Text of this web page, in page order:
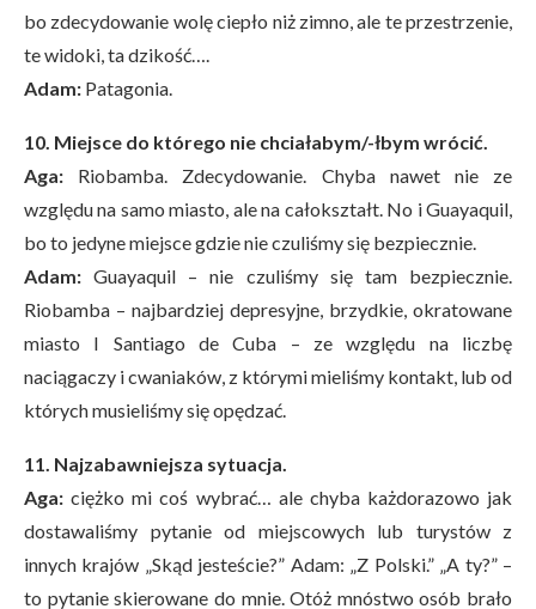
bo zdecydowanie wolę ciepło niż zimno, ale te przestrzenie,
te widoki, ta dzikość….
Adam: Patagonia.
10. Miejsce do którego nie chciałabym/-łbym wrócić.
Aga: Riobamba. Zdecydowanie. Chyba nawet nie ze
względu na samo miasto, ale na całokształt. No i Guayaquil,
bo to jedyne miejsce gdzie nie czuliśmy się bezpiecznie.
Adam: Guayaquil – nie czuliśmy się tam bezpiecznie.
Riobamba – najbardziej depresyjne, brzydkie, okratowane
miasto I Santiago de Cuba – ze względu na liczbę
naciągaczy i cwaniaków, z którymi mieliśmy kontakt, lub od
których musieliśmy się opędzać.
11. Najzabawniejsza sytuacja.
Aga: ciężko mi coś wybrać… ale chyba każdorazowo jak
dostawaliśmy pytanie od miejscowych lub turystów z
innych krajów „Skąd jesteście?” Adam: „Z Polski.” „A ty?” –
to pytanie skierowane do mnie. Otóż mnóstwo osób brało